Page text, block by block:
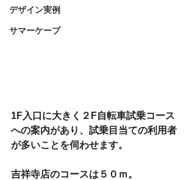
デザイン実例
サマーケープ
1F入口に大きく２F自転車試乗コース
への案内があり、試乗目当ての利用者
が多いことを伺わせます。
吉祥寺店のコースは５０ｍ。